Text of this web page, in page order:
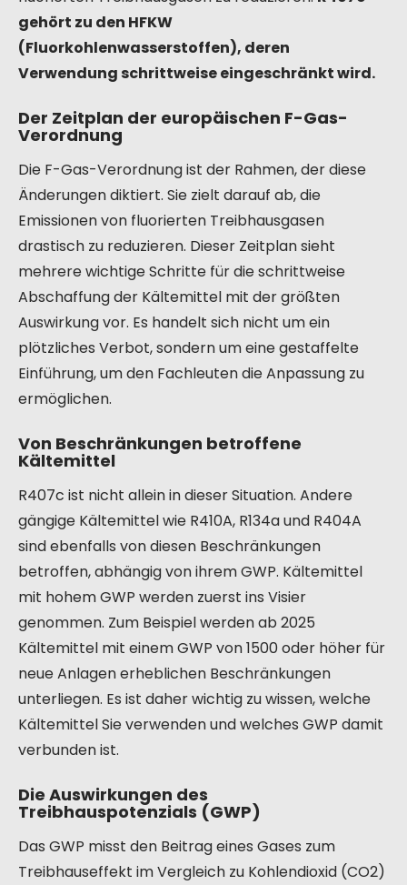
gehört zu den HFKW
(Fluorkohlenwasserstoffen), deren
Verwendung schrittweise eingeschränkt wird.
Der Zeitplan der europäischen F-Gas-
Verordnung
Die F-Gas-Verordnung ist der Rahmen, der diese
Änderungen diktiert. Sie zielt darauf ab, die
Emissionen von fluorierten Treibhausgasen
drastisch zu reduzieren. Dieser Zeitplan sieht
mehrere wichtige Schritte für die schrittweise
Abschaffung der Kältemittel mit der größten
Auswirkung vor. Es handelt sich nicht um ein
plötzliches Verbot, sondern um eine gestaffelte
Einführung, um den Fachleuten die Anpassung zu
ermöglichen.
Von Beschränkungen betroffene
Kältemittel
R407c ist nicht allein in dieser Situation. Andere
gängige Kältemittel wie R410A, R134a und R404A
sind ebenfalls von diesen Beschränkungen
betroffen, abhängig von ihrem GWP. Kältemittel
mit hohem GWP werden zuerst ins Visier
genommen. Zum Beispiel werden ab 2025
Kältemittel mit einem GWP von 1500 oder höher für
neue Anlagen erheblichen Beschränkungen
unterliegen. Es ist daher wichtig zu wissen, welche
Kältemittel Sie verwenden und welches GWP damit
verbunden ist.
Die Auswirkungen des
Treibhauspotenzials (GWP)
Das GWP misst den Beitrag eines Gases zum
Treibhauseffekt im Vergleich zu Kohlendioxid (CO2)